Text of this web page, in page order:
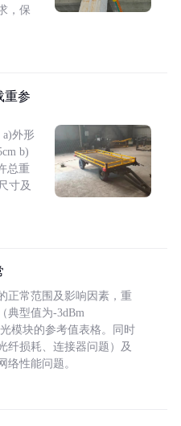
，保
重参
a)外形
b)
总重
寸及
正常范围及影响因素，重
典型值为-3dBm
模块的参考值表格。同时
纤损耗、连接器问题）及
络性能问题。